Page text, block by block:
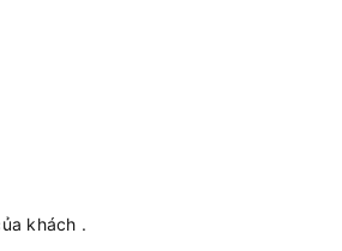
khách .